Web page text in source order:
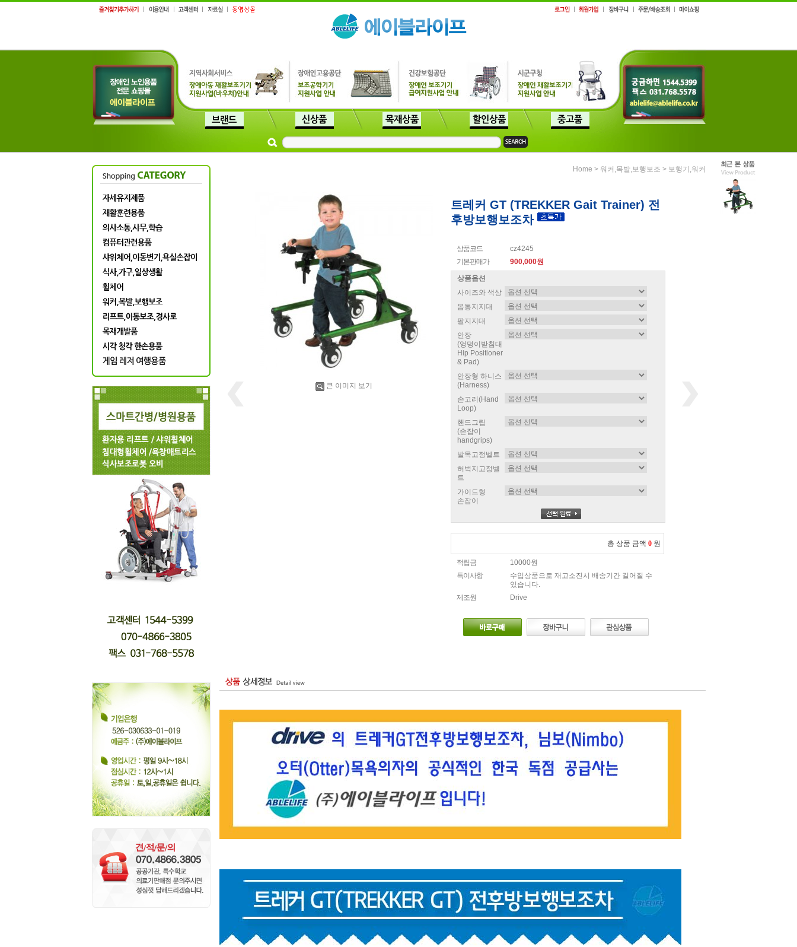
Home > 워커,목발,보행보조 > 보행기,워커
큰 이미지 보기
트레커 GT (TREKKER Gait Trainer) 전
후방보행보조차
상품코드
cz4245
기본판매가
900,000원
상품옵션
사이즈와 색상
몸통지지대
팔지지대
안장
(엉덩이받침대
Hip Positioner
& Pad)
안장형 하니스
(Harness)
손고리(Hand
Loop)
핸드그립
(손잡이
handgrips)
발목고정벨트
허벅지고정벨
트
가이드형
손잡이
총 상품 금액 0 원
적립금
10000원
특이사항
수입상품으로 재고소진시 배송기간 길어질 수
있습니다.
제조원
Drive